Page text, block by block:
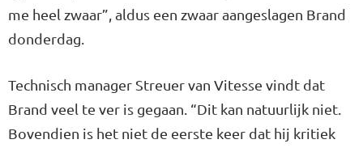
me heel zwaar”, aldus een zwaar aangeslagen Brand
donderdag.
Technisch manager Streuer van Vitesse vindt dat
Brand veel te ver is gegaan. “Dit kan natuurlijk niet.
Bovendien is het niet de eerste keer dat hij kritiek